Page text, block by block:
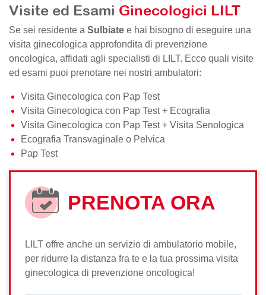
Visite ed Esami Ginecologici LILT
Se sei residente a Sulbiate e hai bisogno di eseguire una
visita ginecologica approfondita di prevenzione
oncologica, affidati agli specialisti di LILT. Ecco quali visite
ed esami puoi prenotare nei nostri ambulatori:
Visita Ginecologica con Pap Test
Visita Ginecologica con Pap Test + Ecografia
Visita Ginecologica con Pap Test + Visita Senologica
Ecografia Transvaginale o Pelvica
Pap Test
PRENOTA ORA
LILT offre anche un servizio di ambulatorio mobile,
per ridurre la distanza fra te e la tua prossima visita
ginecologica di prevenzione oncologica!